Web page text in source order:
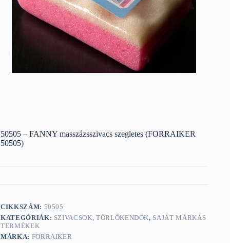
50505 – FANNY masszázsszivacs szegletes (FORRAIKER
50505)
CIKKSZÁM: 50505
KATEGÓRIÁK: SZIVACSOK, TÖRLŐKENDŐK, SAJÁT MÁRKÁS
TERMÉKEK
MÁRKA: FORRAIKER